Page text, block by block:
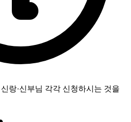
랑·신부님 각각 신청하시는 것을